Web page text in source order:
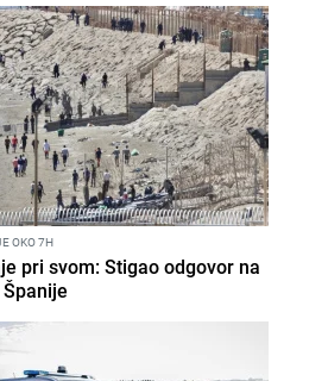
OKO 7H
pri svom: Stigao odgovor na